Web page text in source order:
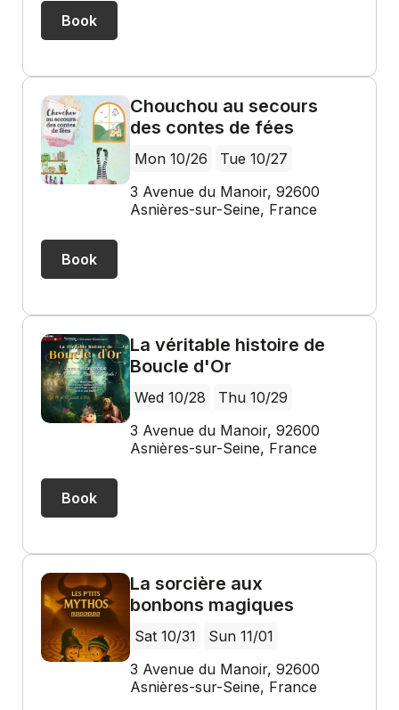
Book
Chouchou au secours
des contes de fées
Mon 10/26
Tue 10/27
3 Avenue du Manoir, 92600
Asnières-sur-Seine, France
Book
La véritable histoire de
Boucle d'Or
Wed 10/28
Thu 10/29
3 Avenue du Manoir, 92600
Asnières-sur-Seine, France
Book
La sorcière aux
bonbons magiques
Sat 10/31
Sun 11/01
3 Avenue du Manoir, 92600
Asnières-sur-Seine, France